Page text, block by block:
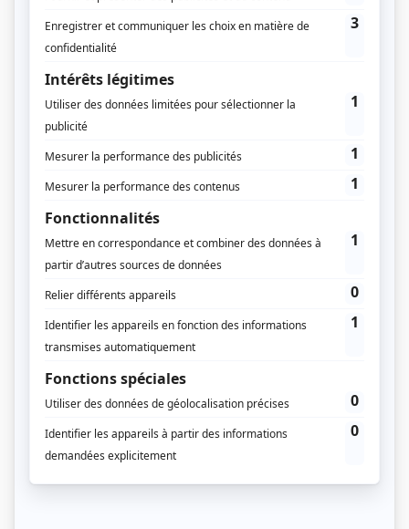
Feuilleter un aperçu du supplément
Pour consulter les anciens
numéros, vous devez être
abonné
Vous êtes abonné à Régions Magazine ?